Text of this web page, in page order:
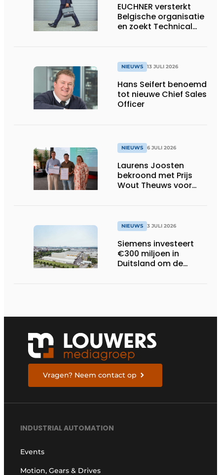
EUCHNER versterkt
Belgische organisatie
en zoekt Technical
NIEUWS 13 JULI 2026
Hans Seifert benoemd
tot nieuwe Chief Sales
Officer
NIEUWS 6 JULI 2026
Laurens Joosten
bekroond met Prijs
Wout Theuws voor
NIEUWS 3 JULI 2026
Siemens investeert
€300 miljoen in
Duitsland om de
Vragen? Neem contact op
INDUSTRIAL AUTOMATION
Events
Motion, Gears & Drives